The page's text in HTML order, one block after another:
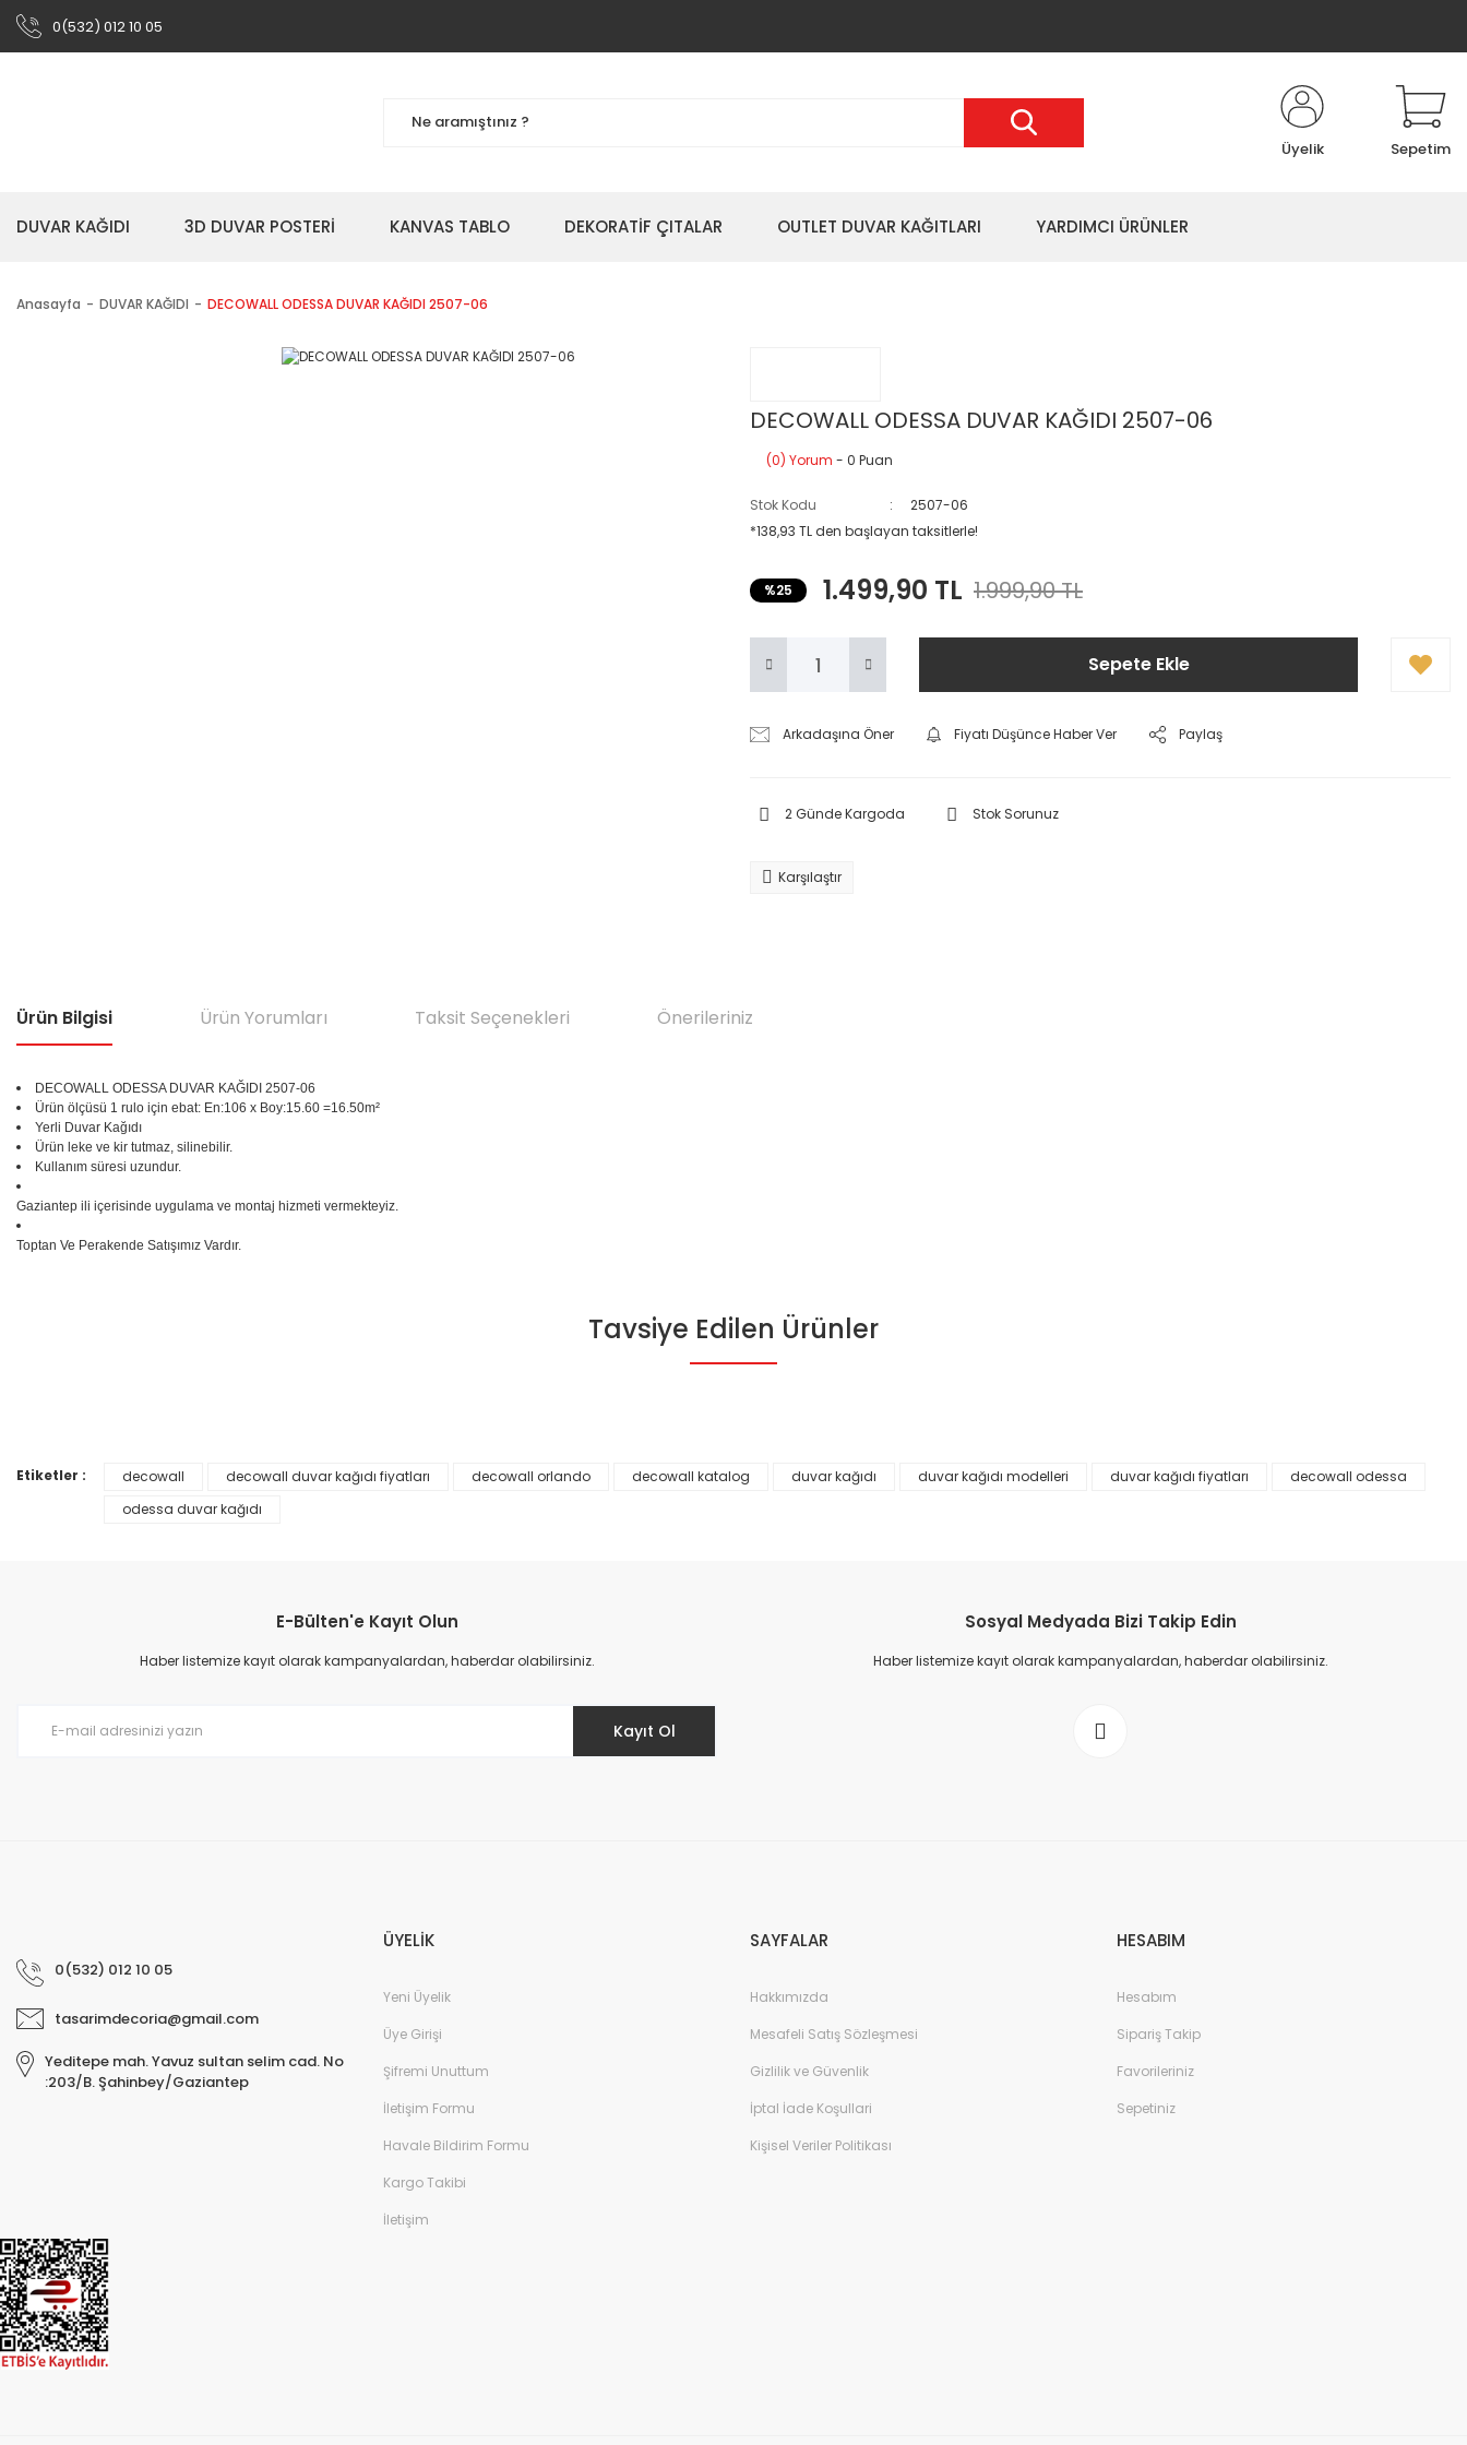
0(532) 012 10 05
Üyelik Sepetim
DUVAR KAĞIDI 3D DUVAR POSTERİ KANVAS TABLO DEKORATİF ÇITALAR OUTLET DUVAR KAĞITLARI YARDIMCI ÜRÜNLER
Anasayfa DUVAR KAĞIDI DECOWALL ODESSA DUVAR KAĞIDI 2507-06
DECOWALL ODESSA DUVAR KAĞIDI 2507-06
(0) Yorum - 0 Puan
Stok Kodu
2507-06
*138,93 TL den başlayan taksitlerle!
%25 1.499,90 TL 1.999,90 TL
Sepete Ekle
Arkadaşına Öner Fiyatı Düşünce Haber Ver Paylaş
2 Günde Kargoda Stok Sorunuz
Karşılaştır
Ürün Bilgisi Ürün Yorumları Taksit Seçenekleri Önerileriniz
DECOWALL ODESSA DUVAR KAĞIDI 2507-06
Ürün ölçüsü 1 rulo için ebat: En:106 x Boy:15.60 =16.50m²
Yerli Duvar Kağıdı
Ürün leke ve kir tutmaz, silinebilir.
Kullanım süresi uzundur.
Gaziantep ili içerisinde uygulama ve montaj hizmeti vermekteyiz.
Toptan Ve Perakende Satışımız Vardır.
Bu ürüne ilk yorumu siz yapın!
Bu ürünün fiyat bilgisi, resim, ürün açıklamalarında ve diğer konularda yetersiz gördüğünüz noktaları öneri formunu kullanarak tarafımıza iletebilirsiniz.
Ürün bilgilerinde hatalar bulunuyor.
Tavsiye Edilen Ürünler
Prime ArtDECO Duvar Kağıdı Tutkalı 500 gr
Etiketler : decowall decowall duvar kağıdı fiyatları decowall orlando decowall katalog duvar kağıdı duvar kağıdı modelleri duvar kağıdı fiyatları
decowall odessa
odessa duvar kağıdı
E-Bülten'e Kayıt Olun
Haber listemize kayıt olarak kampanyalardan, haberdar olabilirsiniz.
Kayıt Ol
Sosyal Medyada Bizi Takip Edin
Haber listemize kayıt olarak kampanyalardan, haberdar olabilirsiniz.
0(532) 012 10 05
tasarimdecoria@gmail.com
Yeditepe mah. Yavuz sultan selim cad. No
:203/B. Şahinbey/Gaziantep
ÜYELİK
Yeni Üyelik
Üye Girişi
Şifremi Unuttum
İletişim Formu
Havale Bildirim Formu
Kargo Takibi
İletişim
SAYFALAR
Hakkımızda
Mesafeli Satış Sözleşmesi
Gizlilik ve Güvenlik
İptal İade Koşullari
Kişisel Veriler Politikası
HESABIM
Hesabım
Sipariş Takip
Favorileriniz
Sepetiniz